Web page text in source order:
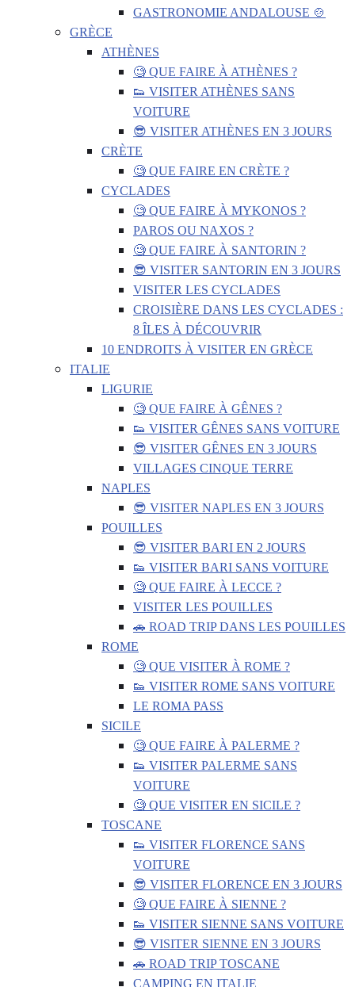
GASTRONOMIE ANDALOUSE 🍲
GRÈCE
ATHÈNES
🧐 QUE FAIRE À ATHÈNES ?
👟 VISITER ATHÈNES SANS
VOITURE
😎 VISITER ATHÈNES EN 3 JOURS
CRÈTE
🧐 QUE FAIRE EN CRÈTE ?
CYCLADES
🧐 QUE FAIRE À MYKONOS ?
PAROS OU NAXOS ?
🧐 QUE FAIRE À SANTORIN ?
😎 VISITER SANTORIN EN 3 JOURS
VISITER LES CYCLADES
CROISIÈRE DANS LES CYCLADES :
8 ÎLES À DÉCOUVRIR
10 ENDROITS À VISITER EN GRÈCE
ITALIE
LIGURIE
🧐 QUE FAIRE À GÊNES ?
👟 VISITER GÊNES SANS VOITURE
😎 VISITER GÊNES EN 3 JOURS
VILLAGES CINQUE TERRE
NAPLES
😎 VISITER NAPLES EN 3 JOURS
POUILLES
😎 VISITER BARI EN 2 JOURS
👟 VISITER BARI SANS VOITURE
🧐 QUE FAIRE À LECCE ?
VISITER LES POUILLES
🚗 ROAD TRIP DANS LES POUILLES
ROME
🧐 QUE VISITER À ROME ?
👟 VISITER ROME SANS VOITURE
LE ROMA PASS
SICILE
🧐 QUE FAIRE À PALERME ?
👟 VISITER PALERME SANS
VOITURE
🧐 QUE VISITER EN SICILE ?
TOSCANE
👟 VISITER FLORENCE SANS
VOITURE
😎 VISITER FLORENCE EN 3 JOURS
🧐 QUE FAIRE À SIENNE ?
👟 VISITER SIENNE SANS VOITURE
😎 VISITER SIENNE EN 3 JOURS
🚗 ROAD TRIP TOSCANE
CAMPING EN ITALIE